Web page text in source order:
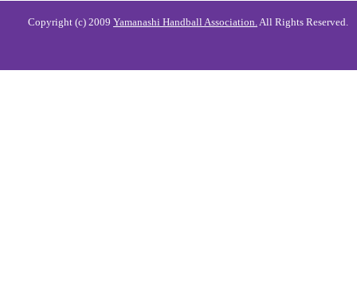
Copyright (c) 2009 Yamanashi Handball Association.All Rights Reserved.